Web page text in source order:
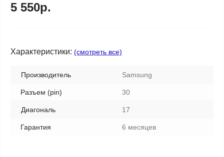
5 550р.
Характеристики: (смотреть все)
Производитель Samsung
Разъем (pin) 30
Диагональ 17
Гарантия 6 месяцев